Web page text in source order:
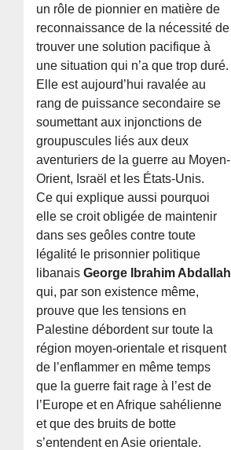
un rôle de pionnier en matière de
reconnaissance de la nécessité de
trouver une solution pacifique à
une situation qui n’a que trop duré.
Elle est aujourd’hui ravalée au
rang de puissance secondaire se
soumettant aux injonctions de
groupuscules liés aux deux
aventuriers de la guerre au Moyen-
Orient, Israël et les États-Unis.
Ce qui explique aussi pourquoi
elle se croit obligée de maintenir
dans ses geôles contre toute
légalité le prisonnier politique
libanaisGeorge Ibrahim Abdallah
qui, par son existence même,
prouve que les tensions en
Palestine débordent sur toute la
région moyen-orientale et risquent
de l’enflammer en même temps
que la guerre fait rage à l’est de
l’Europe et en Afrique sahélienne
et que des bruits de botte
s’entendent en Asie orientale.